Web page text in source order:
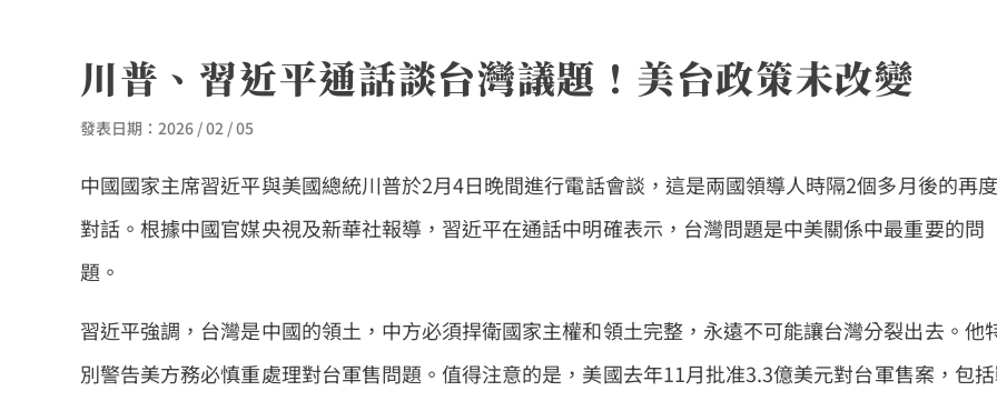
川普、習近平通話談台灣議題！美台政策未改變
發表日期： 2026 / 02 / 05
中國國家主席習近平與美國總統川普於2月4日晚間進行電話會談，這是兩國領導人時隔2個多月後的再度
對話。根據中國官媒央視及新華社報導，習近平在通話中明確表示，台灣問題是中美關係中最重要的問
題。
習近平強調，台灣是中國的領土，中方必須捍衛國家主權和領土完整，永遠不可能讓台灣分裂出去。他
別警告美方務必慎重處理對台軍售問題。值得注意的是，美國去年11月批准3.3億美元對台軍售案，包